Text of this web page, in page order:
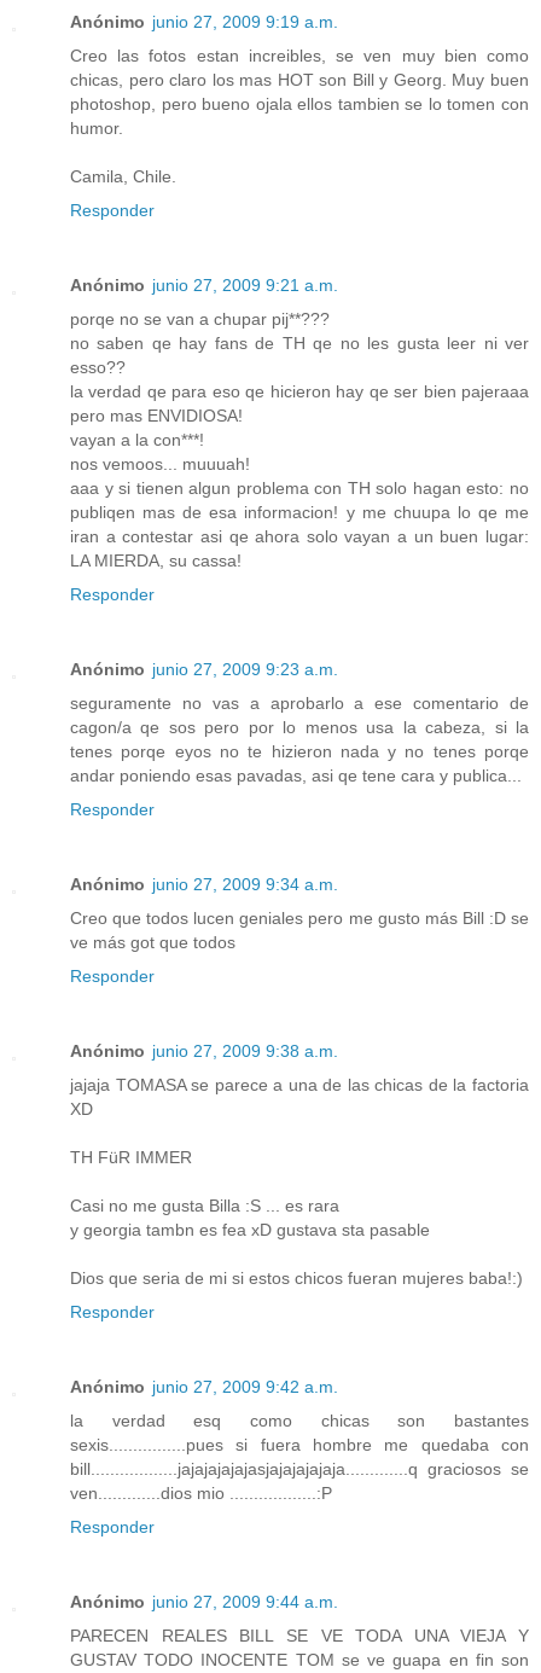
Anónimo junio 27, 2009 9:19 a.m.
Creo las fotos estan increibles, se ven muy bien como
chicas, pero claro los mas HOT son Bill y Georg. Muy buen
photoshop, pero bueno ojala ellos tambien se lo tomen con
humor.
Camila, Chile.
Responder
Anónimo junio 27, 2009 9:21 a.m.
porqe no se van a chupar pij**???
no saben qe hay fans de TH qe no les gusta leer ni ver
esso??
la verdad qe para eso qe hicieron hay qe ser bien pajeraaa
pero mas ENVIDIOSA!
vayan a la con***!
nos vemoos... muuuah!
aaa y si tienen algun problema con TH solo hagan esto: no
publiqen mas de esa informacion! y me chuupa lo qe me
iran a contestar asi qe ahora solo vayan a un buen lugar:
LA MIERDA, su cassa!
Responder
Anónimo junio 27, 2009 9:23 a.m.
seguramente no vas a aprobarlo a ese comentario de
cagon/a qe sos pero por lo menos usa la cabeza, si la
tenes porqe eyos no te hizieron nada y no tenes porqe
andar poniendo esas pavadas, asi qe tene cara y publica...
Responder
Anónimo junio 27, 2009 9:34 a.m.
Creo que todos lucen geniales pero me gusto más Bill :D se
ve más got que todos
Responder
Anónimo junio 27, 2009 9:38 a.m.
jajaja TOMASA se parece a una de las chicas de la factoria
XD
TH FüR IMMER
Casi no me gusta Billa :S ... es rara
y georgia tambn es fea xD gustava sta pasable
Dios que seria de mi si estos chicos fueran mujeres baba!:)
Responder
Anónimo junio 27, 2009 9:42 a.m.
la verdad esq como chicas son bastantes
sexis................pues si fuera hombre me quedaba con
bill..................jajajajajajasjajajajajaja.............q graciosos se
ven.............dios mio ..................:P
Responder
Anónimo junio 27, 2009 9:44 a.m.
PARECEN REALES BILL SE VE TODA UNA VIEJA Y
GUSTAV TODO INOCENTE TOM se ve guapa en fin son